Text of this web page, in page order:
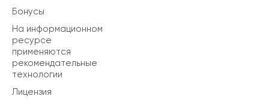
Бонусы
На информационном
ресурсе
применяются
рекомендательные
технологии
Лицензия